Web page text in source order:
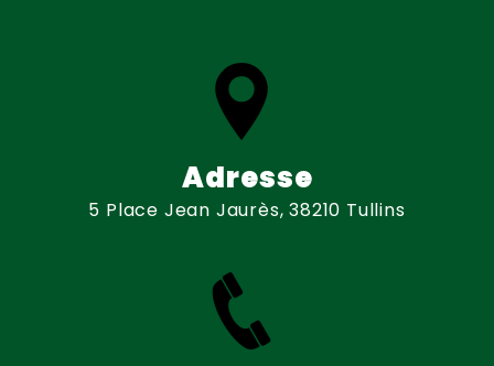
Adresse
5 Place Jean Jaurès, 38210 Tullins